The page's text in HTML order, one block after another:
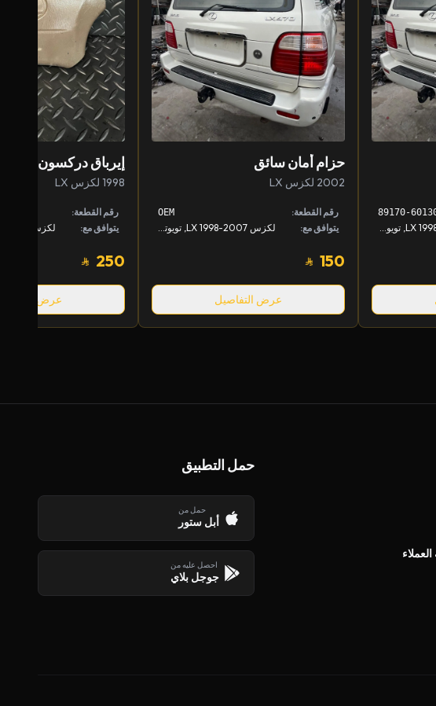
89170-
حزام أمان سائق
2002 لكزس LX
رقم القطعة: OEM
يتوافق مع:
150
عرض التفاصيل
إيرباق دركسون
1998 لكزس LX
رقم القطعة:
يتوافق مع:
250
عرض
حمل التطبيق
حمل من
أبل ستور
احصل عليه من
جوجل بلاي